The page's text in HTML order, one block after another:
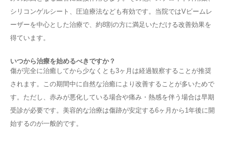
シリコンゲルシート、圧迫療法なども有効です。当院ではVビームレ
ーザーを中心とした治療で、約8割の方に満足いただける改善効果を
得ています。
いつから治療を始めるべきですか？
傷が完全に治癒してから少なくとも3ヶ月は経過観察することが推奨
されます。この期間中に自然な治癒により改善することが多いためで
す。ただし、赤みが悪化している場合や痛み・熱感を伴う場合は早期
受診が必要です。美容的な治療は傷跡が安定する6ヶ月から1年後に開
始するのが一般的です。